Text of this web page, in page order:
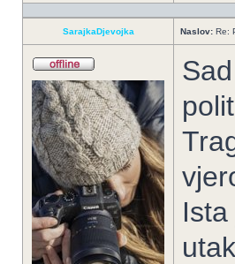
SarajkaDjevojka Naslov: Re: